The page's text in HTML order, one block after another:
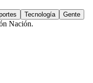
Tecnología Gente
Nación.